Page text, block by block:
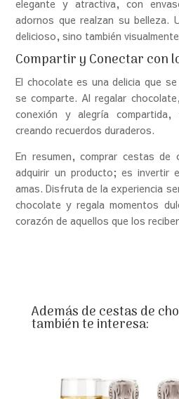
elegante y atractiva, con
adornos que realzan su belleza.
delicioso, sino también
Compartir y Conectar con
El chocolate es una delicia que
se comparte. Al regalar
conexión y alegría
creando recuerdos duraderos.
En resumen, comprar cestas de
adquirir un producto; es invertir
amas. Disfruta de la experiencia
chocolate y regala momentos
corazón de aquellos que los
Además de cestas de
también te interesa: